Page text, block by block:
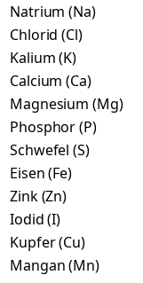
Natrium (Na)
Chlorid (Cl)
Kalium (K)
Calcium (Ca)
Magnesium (Mg)
Phosphor (P)
Schwefel (S)
Eisen (Fe)
Zink (Zn)
Iodid (I)
Kupfer (Cu)
Mangan (Mn)